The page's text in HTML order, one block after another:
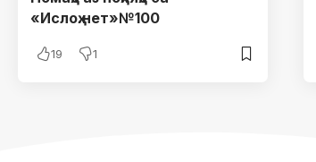
«Ислоҳ.нет»№100
19 1